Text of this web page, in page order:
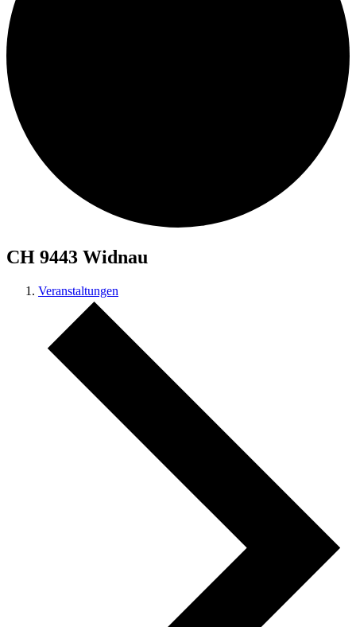
CH 9443 Widnau
Veranstaltungen